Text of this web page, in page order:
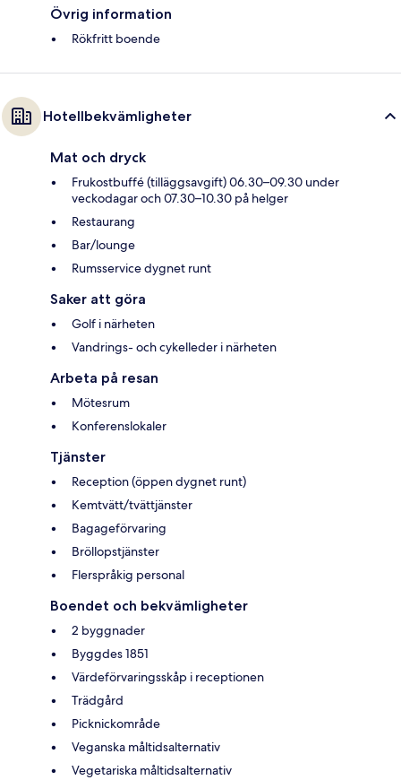
Övrig information
Rökfritt boende
Hotellbekvämligheter
Mat och dryck
Frukostbuffé (tilläggsavgift) 06.30–09.30 under
veckodagar och 07.30–10.30 på helger
Restaurang
Bar/lounge
Rumsservice dygnet runt
Saker att göra
Golf i närheten
Vandrings- och cykelleder i närheten
Arbeta på resan
Mötesrum
Konferenslokaler
Tjänster
Reception (öppen dygnet runt)
Kemtvätt/tvättjänster
Bagageförvaring
Bröllopstjänster
Flerspråkig personal
Boendet och bekvämligheter
2 byggnader
Byggdes 1851
Värdeförvaringsskåp i receptionen
Trädgård
Picknickområde
Veganska måltidsalternativ
Vegetariska måltidsalternativ